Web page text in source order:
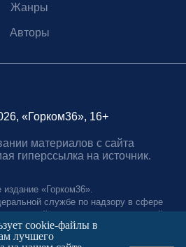
Жанры
Авторы
«Горком36», 16+
материалов с сайта
гиперссылка на источник.
издание «Горком36».
службе по надзору в сфере
и массовых коммуникаций.
№ ФС77-88966 от 21 января 2025 г.
автономное учреждение "Агентство
cookie-файлы в
лучшего